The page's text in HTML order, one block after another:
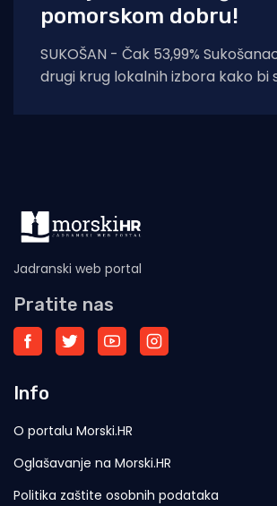
pomorskom dobru!
SUKOŠAN - Čak 53,99%
drugi krug lokalnih izbora kako bi
Jadranski web portal
Pratite nas
Info
O portalu Morski.HR
Oglašavanje na Morski.HR
Politika zaštite osobnih podataka